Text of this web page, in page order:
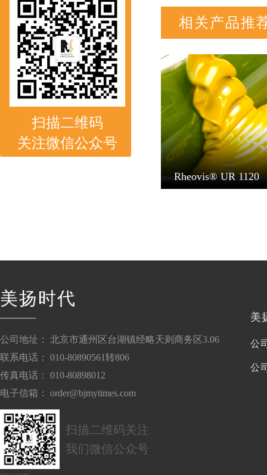
扫描二维码
关注微信公众号
相关产品推
Rheovis® UR 1120
美扬时代
公司地址： 北京市通州区台湖镇经略天则商务区3.06
联系电话： 010-80890561转806
传真电话： 010-80898012
电子信箱： order@bjmytimes.com
美
公
公
扫描二维码关注
我们微信公众号